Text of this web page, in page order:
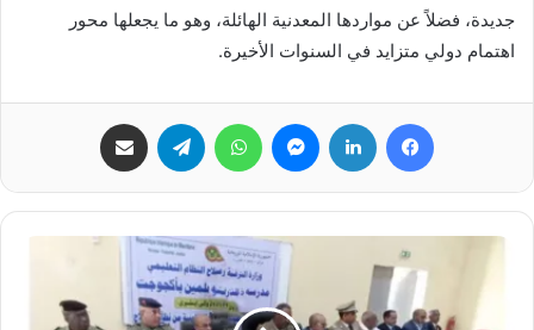
جديدة، فضلاً عن مواردها المعدنية الهائلة، وهو ما يجعلها محور
اهتمام دولي متزايد في السنوات الأخيرة.
فيسبوك لينكدإن ماسنجر واتساب تيلقرام